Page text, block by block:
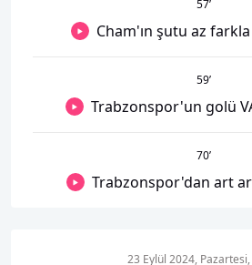
57’
Cham'ın şutu az farkla
59’
Trabzonspor'un golü
70’
Trabzonspor'dan art
23 Eylül 2024,